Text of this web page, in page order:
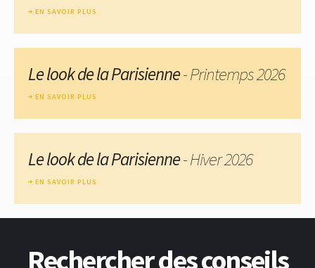
EN SAVOIR PLUS
Le look de la Parisienne- Printemps 2026
EN SAVOIR PLUS
Le look de la Parisienne- Hiver 2026
EN SAVOIR PLUS
Rechercher des conseils